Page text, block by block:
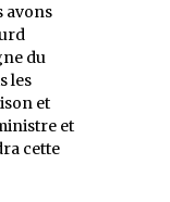
avons
du
les
et
et
cette